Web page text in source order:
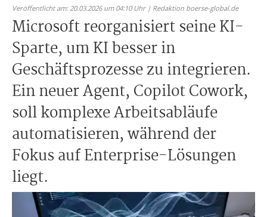
Veröffentlicht am: 20.03.2026 um 04:10 Uhr | Redaktion boerse-global.de
Microsoft reorganisiert seine KI-
Sparte, um KI besser in
Geschäftsprozesse zu integrieren.
Ein neuer Agent, Copilot Cowork,
soll komplexe Arbeitsabläufe
automatisieren, während der
Fokus auf Enterprise-Lösungen
liegt.